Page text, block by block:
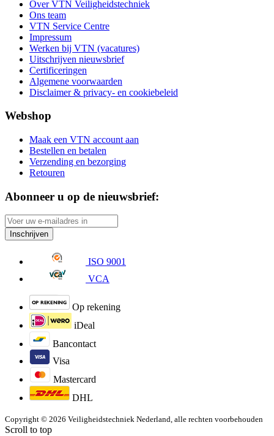
Over VTN Veiligheidstechniek
Ons team
VTN Service Centre
Impressum
Werken bij VTN (vacatures)
Uitschrijven nieuwsbrief
Certificeringen
Algemene voorwaarden
Disclaimer & privacy- en cookiebeleid
Webshop
Maak een VTN account aan
Bestellen en betalen
Verzending en bezorging
Retouren
Abonneer u op de nieuwsbrief:
Inschrijven
ISO 9001
VCA
Op rekening
iDeal
Bancontact
Visa
Mastercard
DHL
Copyright © 2026 Veiligheidstechniek Nederland, alle rechten voorbehouden
Scroll to top